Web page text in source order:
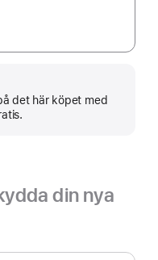
det här köpet med
din nya